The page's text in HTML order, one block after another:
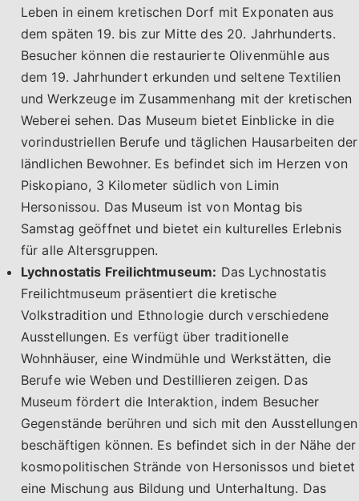
Leben in einem kretischen Dorf mit Exponaten aus
dem späten 19. bis zur Mitte des 20. Jahrhunderts.
Besucher können die restaurierte Olivenmühle aus
dem 19. Jahrhundert erkunden und seltene Textilien
und Werkzeuge im Zusammenhang mit der kretischen
Weberei sehen. Das Museum bietet Einblicke in die
vorindustriellen Berufe und täglichen Hausarbeiten der
ländlichen Bewohner. Es befindet sich im Herzen von
Piskopiano, 3 Kilometer südlich von Limin
Hersonissou. Das Museum ist von Montag bis
Samstag geöffnet und bietet ein kulturelles Erlebnis
für alle Altersgruppen.
Lychnostatis Freilichtmuseum: Das Lychnostatis
Freilichtmuseum präsentiert die kretische
Volkstradition und Ethnologie durch verschiedene
Ausstellungen. Es verfügt über traditionelle
Wohnhäuser, eine Windmühle und Werkstätten, die
Berufe wie Weben und Destillieren zeigen. Das
Museum fördert die Interaktion, indem Besucher
Gegenstände berühren und sich mit den Ausstellungen
beschäftigen können. Es befindet sich in der Nähe der
kosmopolitischen Strände von Hersonissos und bietet
eine Mischung aus Bildung und Unterhaltung. Das